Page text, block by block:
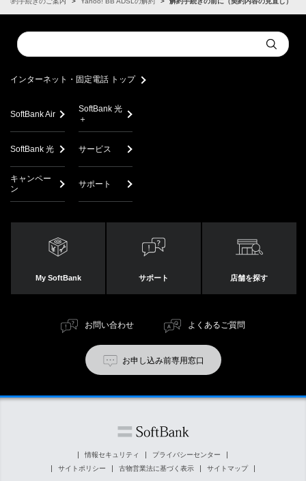
Conduct
a
Submit
インターネット・固定電話 トップ
SoftBank Air
SoftBank 光
＋
SoftBank 光 サービス
キャンペー
ン
サポート
My SoftBank サポート 店舗を探す
お問い合わせ よくあるご質問
お申し込み前専用窓口
情報セキュリティ
プライバシーセンター
サイトポリシー
古物営業法に基づく表示 サイトマップ